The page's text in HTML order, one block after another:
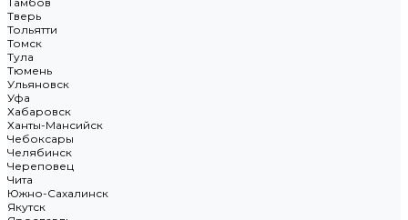
Тверь
Тольятти
Томск
Тула
Тюмень
Ульяновск
Уфа
Хабаровск
Ханты-Мансийск
Чебоксары
Челябинск
Череповец
Чита
Южно-Сахалинск
Якутск